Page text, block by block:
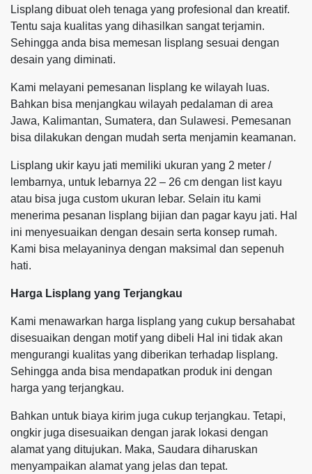
Lisplang dibuat oleh tenaga yang profesional dan kreatif.
Tentu saja kualitas yang dihasilkan sangat terjamin.
Sehingga anda bisa memesan lisplang sesuai dengan
desain yang diminati.
Kami melayani pemesanan lisplang ke wilayah luas.
Bahkan bisa menjangkau wilayah pedalaman di area
Jawa, Kalimantan, Sumatera, dan Sulawesi. Pemesanan
bisa dilakukan dengan mudah serta menjamin keamanan.
Lisplang ukir kayu jati memiliki ukuran yang 2 meter /
lembarnya, untuk lebarnya 22 – 26 cm dengan list kayu
atau bisa juga custom ukuran lebar. Selain itu kami
menerima pesanan lisplang bijian dan pagar kayu jati. Hal
ini menyesuaikan dengan desain serta konsep rumah.
Kami bisa melayaninya dengan maksimal dan sepenuh
hati.
Harga Lisplang yang Terjangkau
Kami menawarkan harga lisplang yang cukup bersahabat
disesuaikan dengan motif yang dibeli Hal ini tidak akan
mengurangi kualitas yang diberikan terhadap lisplang.
Sehingga anda bisa mendapatkan produk ini dengan
harga yang terjangkau.
Bahkan untuk biaya kirim juga cukup terjangkau. Tetapi,
ongkir juga disesuaikan dengan jarak lokasi dengan
alamat yang ditujukan. Maka, Saudara diharuskan
menyampaikan alamat yang jelas dan tepat.